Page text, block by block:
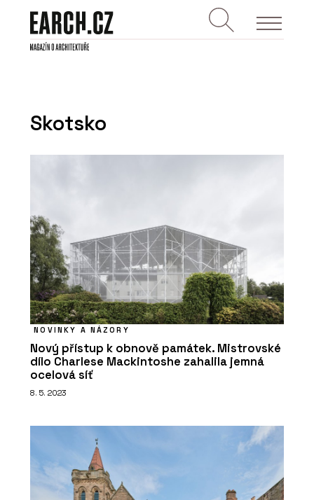
Skotsko
NOVINKY A NÁZORY
Nový přístup k obnově památek. Mistrovské
dílo Charlese Mackintoshe zahalila jemná
ocelová síť
8. 5. 2023